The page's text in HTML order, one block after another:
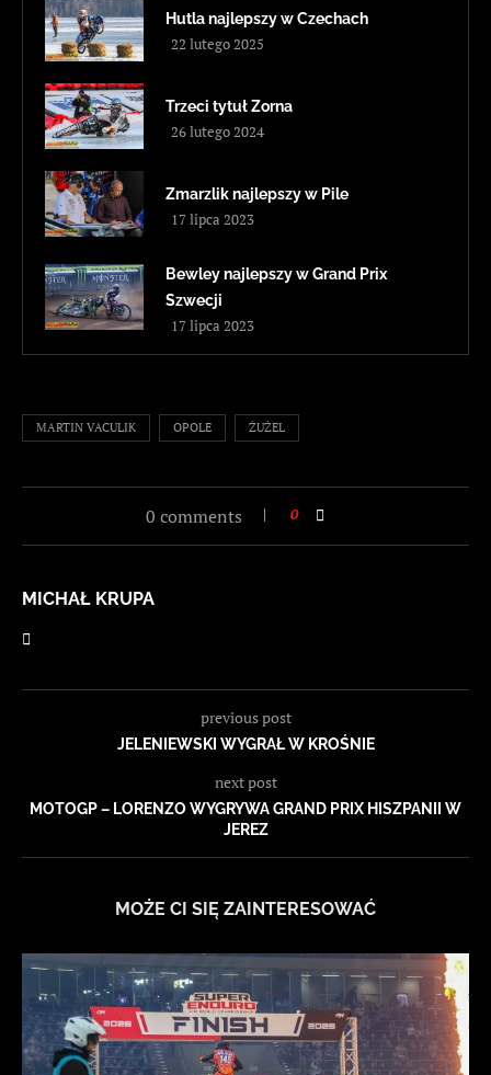
Hutla najlepszy w Czechach
22 lutego 2025
Trzeci tytuł Zorna
26 lutego 2024
Zmarzlik najlepszy w Pile
17 lipca 2023
Bewley najlepszy w Grand Prix
Szwecji
17 lipca 2023
MARTIN VACULIK OPOLE ŻUŻEL
0 comments 0
MICHAŁ KRUPA
previous post
JELENIEWSKI WYGRAŁ W KROŚNIE
next post
MOTOGP – LORENZO WYGRYWA GRAND PRIX HISZPANII W
JEREZ
MOŻE CI SIĘ ZAINTERESOWAĆ